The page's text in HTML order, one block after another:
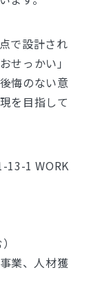
で設計され
せっかい」
悔のない意
を目指して
13-1 WORK
業、人材獲